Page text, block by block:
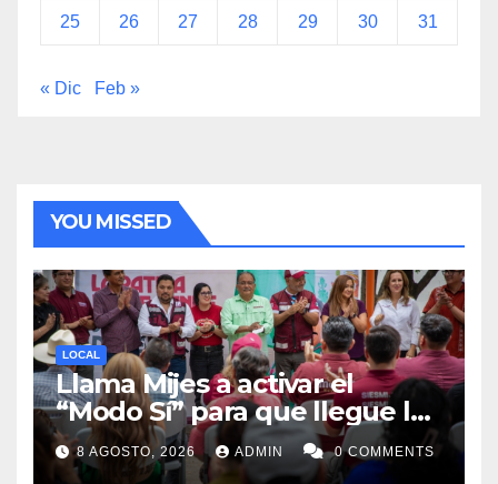
25 26 27 28 29 30 31
« Dic Feb »
YOU MISSED
LOCAL
Llama Mijes a activar el
“Modo Sí” para que llegue la
Transformación a Nuevo
León
8 AGOSTO, 2026 ADMIN 0 COMMENTS